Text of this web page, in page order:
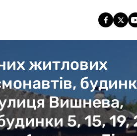
житлових
Вишнева,
5, 15, 19,